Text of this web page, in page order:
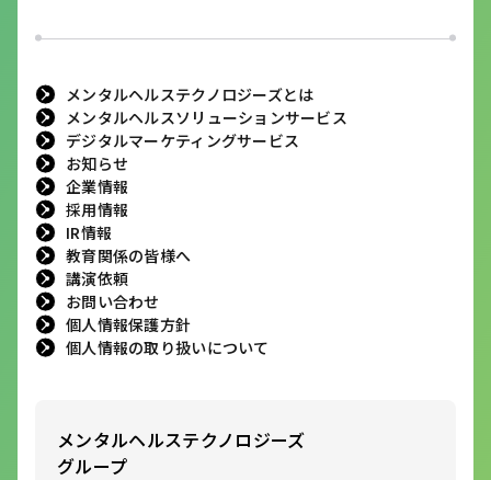
メンタルヘルステクノロジーズとは
メンタルヘルスソリューションサービス
デジタルマーケティングサービス
お知らせ
企業情報
採用情報
IR情報
教育関係の皆様へ
講演依頼
お問い合わせ
個人情報保護方針
個人情報の取り扱いについて
メンタルヘルステクノロジーズ
グループ